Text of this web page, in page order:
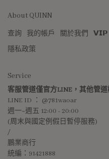
About QUINN
查詢 我的帳戶 關於我們 𝗩𝗜𝗣
隱私政策
Service
客服管道僅官方LINE，其他管
LINE ID ： @781waoar
週一~週五 12:00 - 20:00
(周末與國定例假日暫停服務)
/
鵬業商行
統編：91421888